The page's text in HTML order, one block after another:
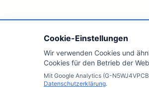
Cookie-Einstellungen
Wir verwenden Cookies und
Cookies für den Betrieb der
Mit Google Analytics (G-
Datenschutzerklärung.